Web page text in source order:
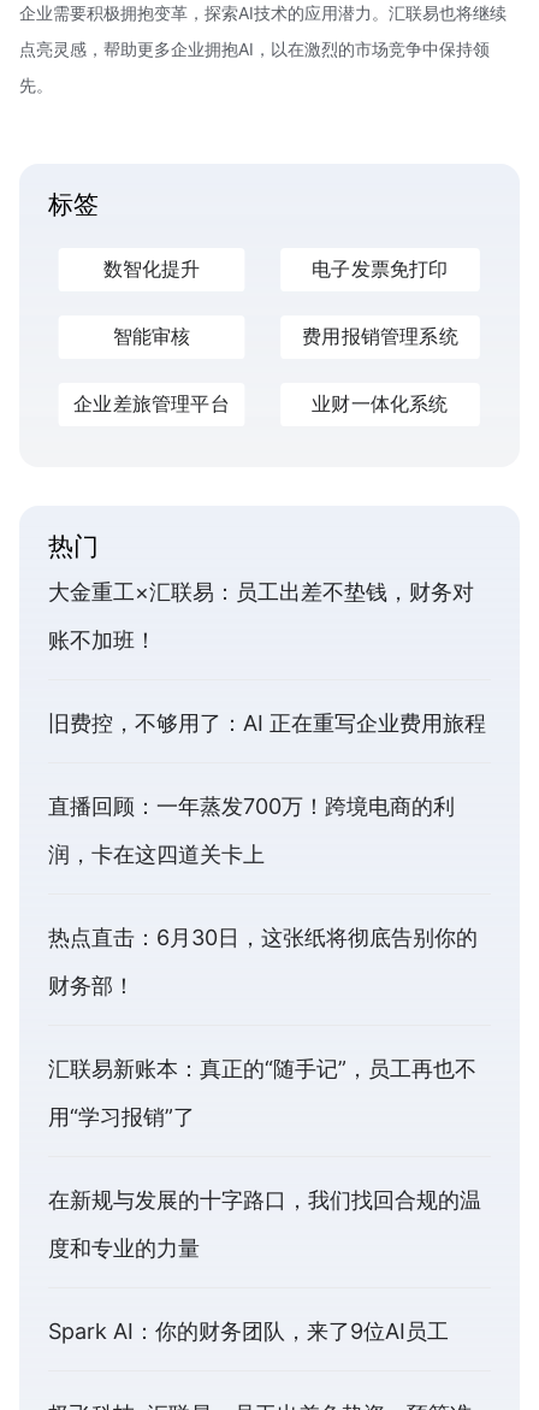
企业需要积极拥抱变革，探索AI技术的应用潜力。汇联易也将继续
点亮灵感，帮助更多企业拥抱AI，以在激烈的市场竞争中保持领
先。
标签
数智化提升 电子发票免打印
智能审核 费用报销管理系统
企业差旅管理平台 业财一体化系统
热门
大金重工×汇联易：员工出差不垫钱，财务对
账不加班！
旧费控，不够用了：AI 正在重写企业费用旅程
直播回顾：一年蒸发700万！跨境电商的利
润，卡在这四道关卡上
热点直击：6月30日，这张纸将彻底告别你的
财务部！
汇联易新账本：真正的“随手记”，员工再也不
用“学习报销”了
在新规与发展的十字路口，我们找回合规的温
度和专业的力量
Spark AI：你的财务团队，来了9位AI员工